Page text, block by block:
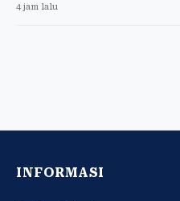
4 jam lalu
INFORMASI